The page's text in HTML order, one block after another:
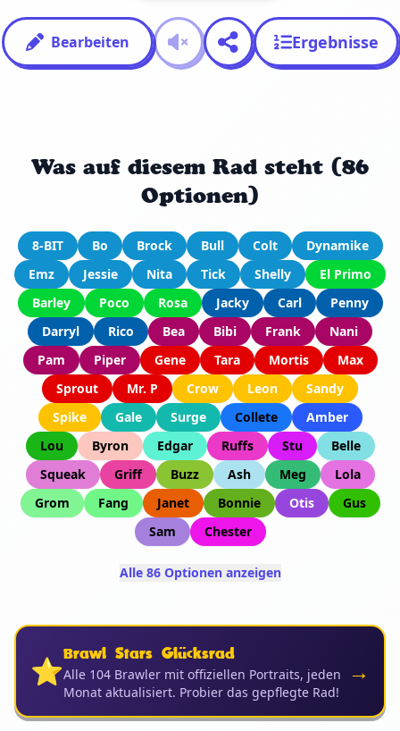
Bearbeiten Ergebnisse
Was auf diesem Rad steht (86
Optionen)
8-BIT Bo Brock Bull Colt
Dynamike
Emz
Jessie Nita Tick Shelly
El Primo
Barley
Poco Rosa Jacky Carl
Penny
Darryl
Rico Bea Bibi Frank
Nani
Pam
Piper Gene Tara Mortis
Max
Sprout
Mr. P Crow Leon
Sandy
Spike
Gale Surge Collete
Amber
Lou
Byron Edgar Ruffs Stu
Belle
Squeak
Griff Buzz Ash Meg
Lola
Grom
Fang Janet Bonnie Otis
Gus
Sam
Chester
Alle 86 Optionen anzeigen
⭐Brawl Stars Glücksrad
Alle 104 Brawler mit offiziellen Portraits, jeden
Monat aktualisiert. Probier das gepflegte Rad!
→